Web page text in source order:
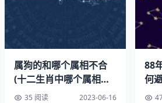
们的眼睛大而圆，非常明亮，给人
杯狗的耳朵通常是立耳或半立耳，
二、茶杯狗的性格特点
属狗的和哪个属相不合
(十二生肖中哪个属相与
狗最不和谐)
35 阅读 2023-06-16
88
何